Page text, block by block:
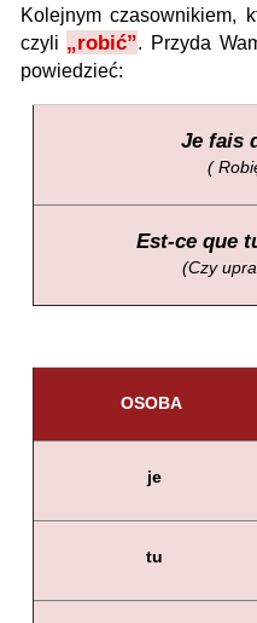
Kolejnym czasownikiem,
czyli „robić”. Przyda
powiedzieć:
Je fais
(
Est-ce que
(Czy
OSOBA
je
tu